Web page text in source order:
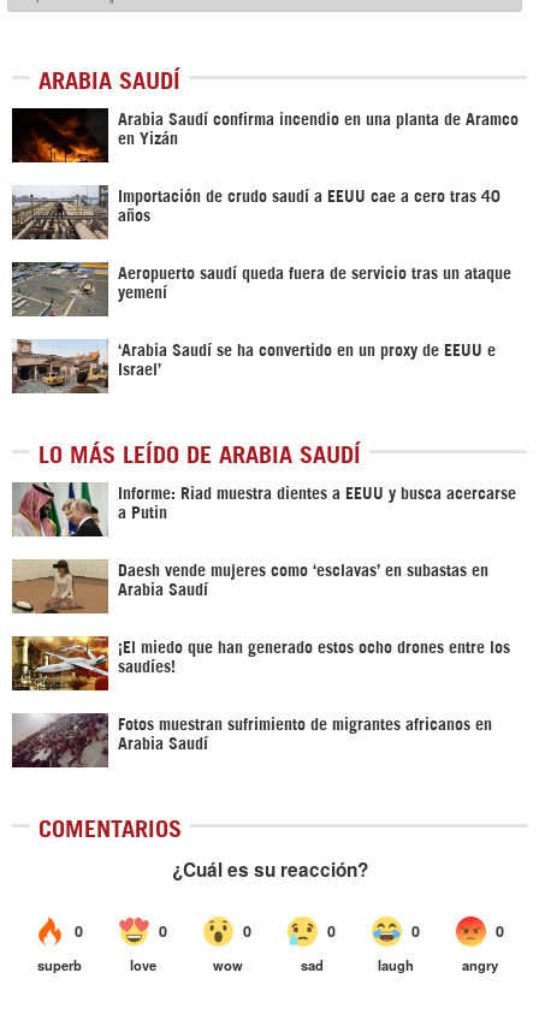
ARABIA SAUDÍ
Arabia Saudí confirma incendio en una planta de Aramco
en Yizán
Importación de crudo saudí a EEUU cae a cero tras 40
años
Aeropuerto saudí queda fuera de servicio tras un ataque
yemení
‘Arabia Saudí se ha convertido en un proxy de EEUU e
Israel’
LO MÁS LEÍDO DE ARABIA SAUDÍ
Informe: Riad muestra dientes a EEUU y busca acercarse
a Putin
Daesh vende mujeres como ‘esclavas’ en subastas en
Arabia Saudí
¡El miedo que han generado estos ocho drones entre los
saudíes!
Fotos muestran sufrimiento de migrantes africanos en
Arabia Saudí
COMENTARIOS